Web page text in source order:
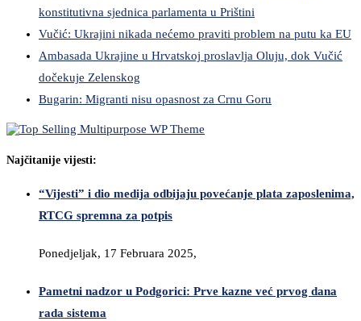
konstitutivna sjednica parlamenta u Prištini
Vučić: Ukrajini nikada nećemo praviti problem na putu ka EU
Ambasada Ukrajine u Hrvatskoj proslavlja Oluju, dok Vučić
dočekuje Zelenskog
Bugarin: Migranti nisu opasnost za Crnu Goru
Najčitanije vijesti:
“Vijesti” i dio medija odbijaju povećanje plata zaposlenima,
RTCG spremna za potpis
Ponedjeljak, 17 Februara 2025,
Pametni nadzor u Podgorici: Prve kazne već prvog dana
rada sistema